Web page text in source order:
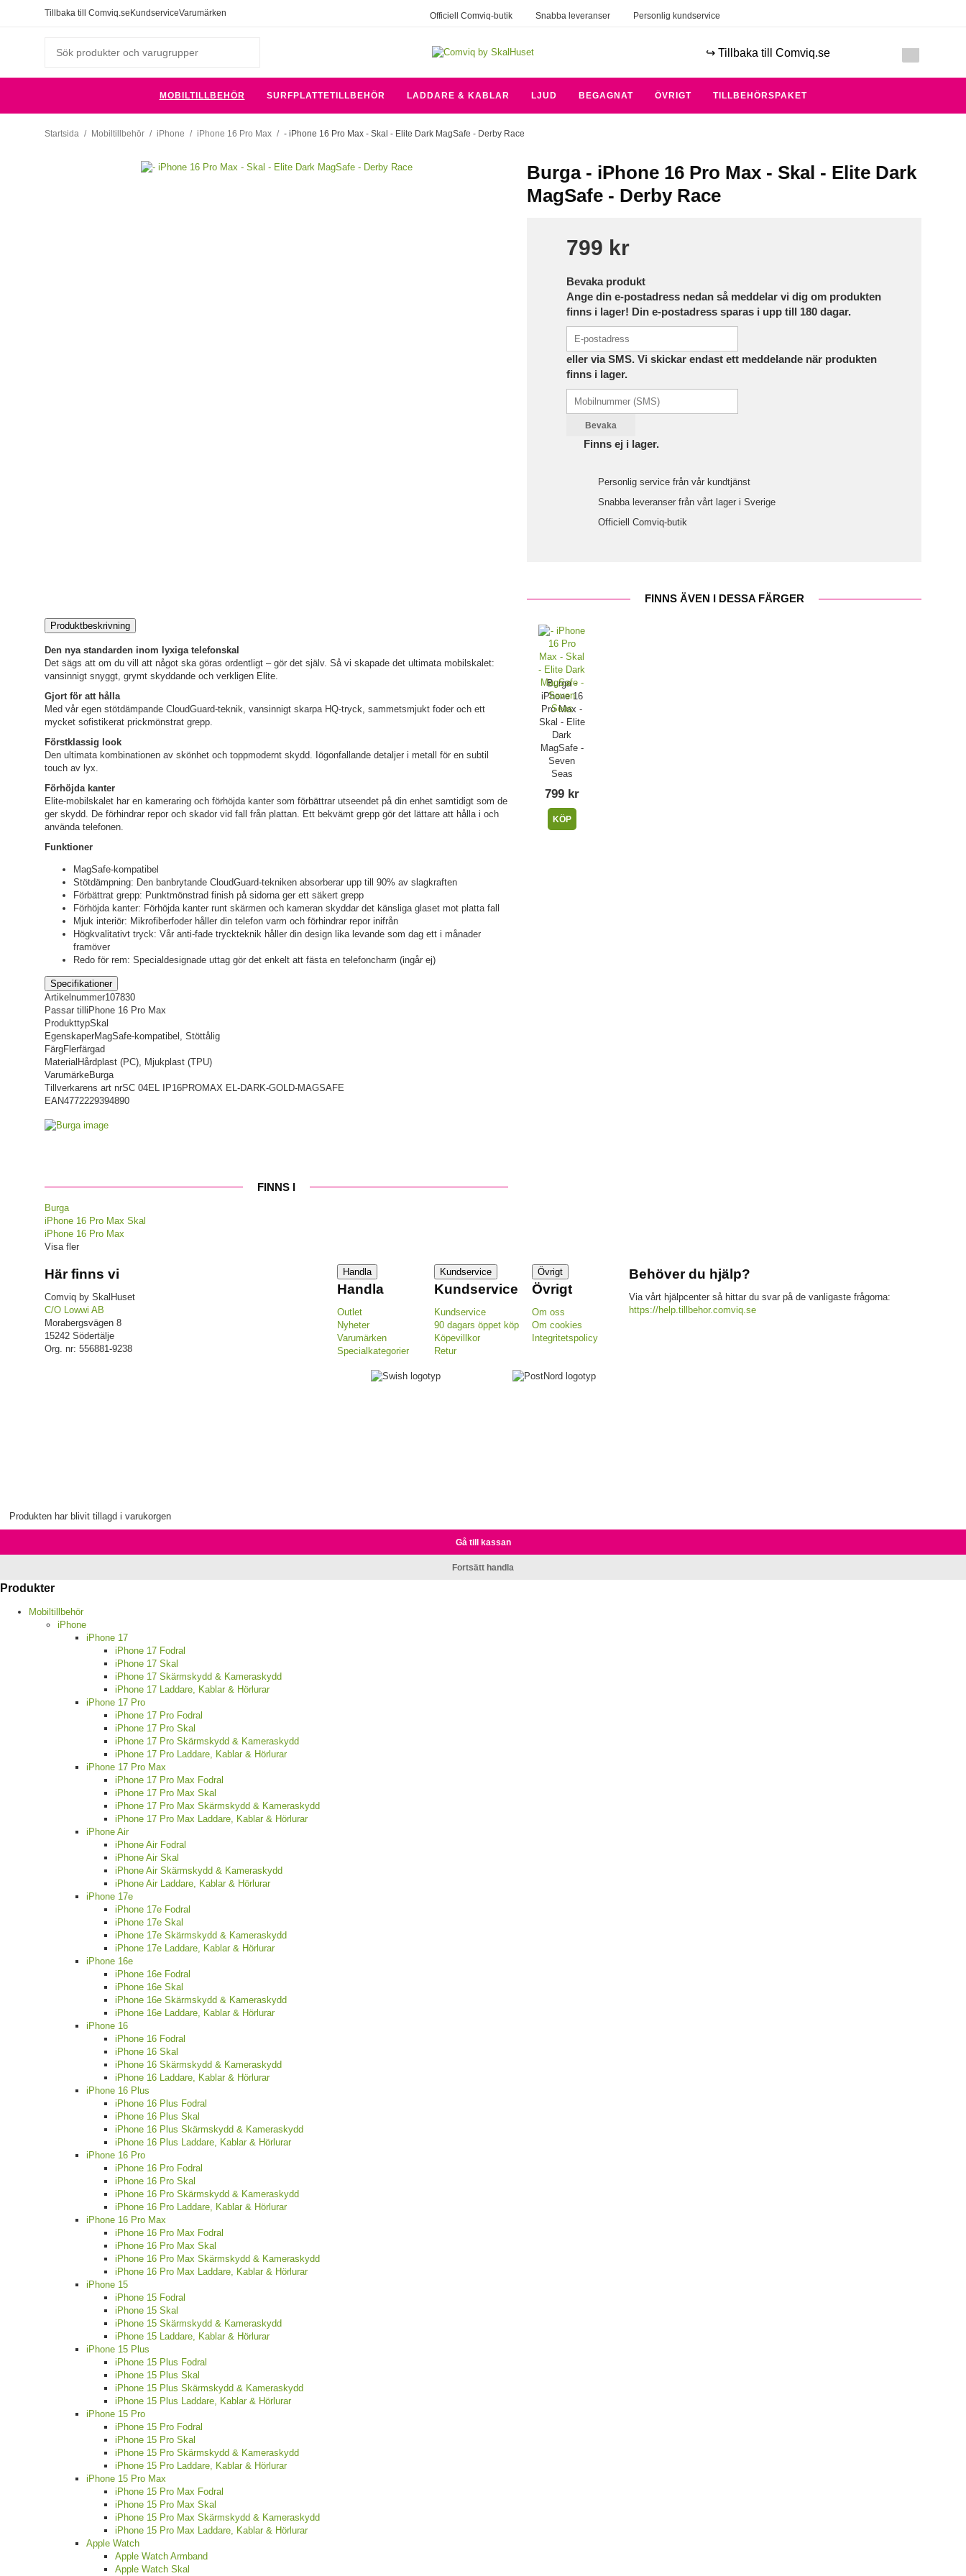
Tillbaka till Comviq.se KundserviceVarumärken Officiell Comviq-butik Snabba leveranser Personlig kundservice
↪️ Tillbaka till Comviq.se
MOBILTILLBEHÖR SURFPLATTETILLBEHÖR LADDARE & KABLAR LJUD BEGAGNAT ÖVRIGT TILLBEHÖRSPAKET
Startsida / Mobiltillbehör / iPhone / iPhone 16 Pro Max / - iPhone 16 Pro Max - Skal - Elite Dark MagSafe - Derby Race
Burga - iPhone 16 Pro Max - Skal - Elite Dark
MagSafe - Derby Race
799 kr
Bevaka produkt
Ange din e-postadress nedan så meddelar vi dig om produkten
finns i lager! Din e-postadress sparas i upp till 180 dagar.
eller via SMS. Vi skickar endast ett meddelande när produkten
finns i lager.
Bevaka
Finns ej i lager.
Personlig service från vår kundtjänst
Snabba leveranser från vårt lager i Sverige
Officiell Comviq-butik
FINNS ÄVEN I DESSA FÄRGER
Burga -
iPhone 16
Pro Max -
Skal - Elite
Dark
MagSafe -
Seven
Seas
799 kr
KÖP
Produktbeskrivning
Den nya standarden inom lyxiga telefonskal
Det sägs att om du vill att något ska göras ordentligt – gör det själv. Så vi skapade det ultimata mobilskalet:
vansinnigt snyggt, grymt skyddande och verkligen Elite.
Gjort för att hålla
Med vår egen stötdämpande CloudGuard-teknik, vansinnigt skarpa HQ-tryck, sammetsmjukt foder och ett
mycket sofistikerat prickmönstrat grepp.
Förstklassig look
Den ultimata kombinationen av skönhet och toppmodernt skydd. Iögonfallande detaljer i metall för en subtil
touch av lyx.
Förhöjda kanter
Elite-mobilskalet har en kameraring och förhöjda kanter som förbättrar utseendet på din enhet samtidigt som de
ger skydd. De förhindrar repor och skador vid fall från plattan. Ett bekvämt grepp gör det lättare att hålla i och
använda telefonen.
Funktioner
MagSafe-kompatibel
Stötdämpning: Den banbrytande CloudGuard-tekniken absorberar upp till 90% av slagkraften
Förbättrat grepp: Punktmönstrad finish på sidorna ger ett säkert grepp
Förhöjda kanter: Förhöjda kanter runt skärmen och kameran skyddar det känsliga glaset mot platta fall
Mjuk interiör: Mikrofiberfoder håller din telefon varm och förhindrar repor inifrån
Högkvalitativt tryck: Vår anti-fade tryckteknik håller din design lika levande som dag ett i månader
framöver
Redo för rem: Specialdesignade uttag gör det enkelt att fästa en telefoncharm (ingår ej)
Specifikationer
Artikelnummer107830
Passar till iPhone 16 Pro Max
ProdukttypSkal
EgenskaperMagSafe-kompatibel, Stöttålig
FärgFlerfärgad
Material Hårdplast (PC), Mjukplast (TPU)
VarumärkeBurga
Tillverkarens art nrSC 04EL IP16PROMAX EL-DARK-GOLD-MAGSAFE
EAN4772229394890
FINNS I
Burga
iPhone 16 Pro Max Skal
iPhone 16 Pro Max
Visa fler
Här finns vi
Comviq by SkalHuset
C/O Lowwi AB
Morabergsvägen 8
15242 Södertälje
Org. nr: 556881-9238
Handla
Handla
Outlet
Nyheter
Varumärken
Specialkategorier
Kundservice
Kundservice
Kundservice
90 dagars öppet köp
Köpevillkor
Retur
Övrigt
Övrigt
Om oss
Om cookies
Integritetspolicy
Behöver du hjälp?
Via vårt hjälpcenter så hittar du svar på de vanligaste frågorna:
https://help.tillbehor.comviq.se
Produkten har blivit tillagd i varukorgen
Gå till kassan
Fortsätt handla
Produkter
Mobiltillbehör
iPhone
iPhone 17
iPhone 17 Fodral
iPhone 17 Skal
iPhone 17 Skärmskydd & Kameraskydd
iPhone 17 Laddare, Kablar & Hörlurar
iPhone 17 Pro
iPhone 17 Pro Fodral
iPhone 17 Pro Skal
iPhone 17 Pro Skärmskydd & Kameraskydd
iPhone 17 Pro Laddare, Kablar & Hörlurar
iPhone 17 Pro Max
iPhone 17 Pro Max Fodral
iPhone 17 Pro Max Skal
iPhone 17 Pro Max Skärmskydd & Kameraskydd
iPhone 17 Pro Max Laddare, Kablar & Hörlurar
iPhone Air
iPhone Air Fodral
iPhone Air Skal
iPhone Air Skärmskydd & Kameraskydd
iPhone Air Laddare, Kablar & Hörlurar
iPhone 17e
iPhone 17e Fodral
iPhone 17e Skal
iPhone 17e Skärmskydd & Kameraskydd
iPhone 17e Laddare, Kablar & Hörlurar
iPhone 16e
iPhone 16e Fodral
iPhone 16e Skal
iPhone 16e Skärmskydd & Kameraskydd
iPhone 16e Laddare, Kablar & Hörlurar
iPhone 16
iPhone 16 Fodral
iPhone 16 Skal
iPhone 16 Skärmskydd & Kameraskydd
iPhone 16 Laddare, Kablar & Hörlurar
iPhone 16 Plus
iPhone 16 Plus Fodral
iPhone 16 Plus Skal
iPhone 16 Plus Skärmskydd & Kameraskydd
iPhone 16 Plus Laddare, Kablar & Hörlurar
iPhone 16 Pro
iPhone 16 Pro Fodral
iPhone 16 Pro Skal
iPhone 16 Pro Skärmskydd & Kameraskydd
iPhone 16 Pro Laddare, Kablar & Hörlurar
iPhone 16 Pro Max
iPhone 16 Pro Max Fodral
iPhone 16 Pro Max Skal
iPhone 16 Pro Max Skärmskydd & Kameraskydd
iPhone 16 Pro Max Laddare, Kablar & Hörlurar
iPhone 15
iPhone 15 Fodral
iPhone 15 Skal
iPhone 15 Skärmskydd & Kameraskydd
iPhone 15 Laddare, Kablar & Hörlurar
iPhone 15 Plus
iPhone 15 Plus Fodral
iPhone 15 Plus Skal
iPhone 15 Plus Skärmskydd & Kameraskydd
iPhone 15 Plus Laddare, Kablar & Hörlurar
iPhone 15 Pro
iPhone 15 Pro Fodral
iPhone 15 Pro Skal
iPhone 15 Pro Skärmskydd & Kameraskydd
iPhone 15 Pro Laddare, Kablar & Hörlurar
iPhone 15 Pro Max
iPhone 15 Pro Max Fodral
iPhone 15 Pro Max Skal
iPhone 15 Pro Max Skärmskydd & Kameraskydd
iPhone 15 Pro Max Laddare, Kablar & Hörlurar
Apple Watch
Apple Watch Armband
Apple Watch Skal